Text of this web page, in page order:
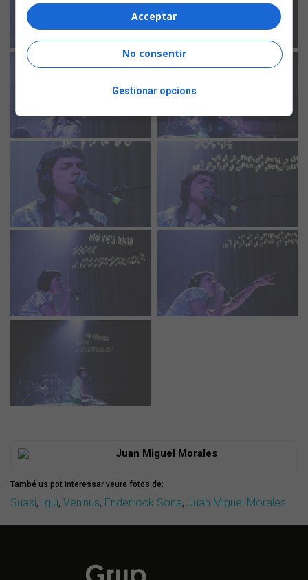
Juan Miguel Morales
També us pot interessar veure fotos de:
Suasi, Iglú, Ven'nus, Enderrock Sona, Juan Miguel Morales
Acceptar
No consentir
Gestionar opcions